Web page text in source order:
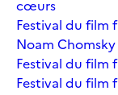
cœurs
Festival du film
Noam Chomsky
Festival du film
Festival du film